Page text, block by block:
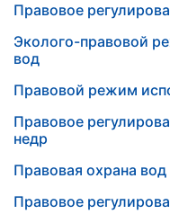
Правовое
Эколого-правовой
вод
Правовой режим
Правовое
недр
Правовая охрана вод
Правовое